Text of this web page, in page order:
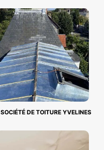
SOCIÉTÉ DE TOITURE YVELINES